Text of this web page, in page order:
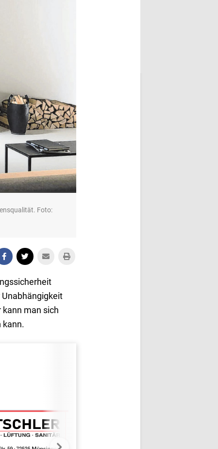
Foto:
man sich
kann.